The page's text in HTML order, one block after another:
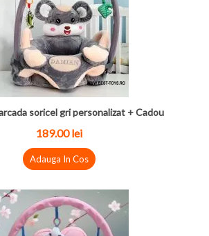
soricel gri personalizat + Cadou
189.00lei
Adauga In Cos